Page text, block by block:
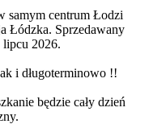
samym centrum Łodzi
Łódzka. Sprzedawany
2026.
i długoterminowo !!
będzie cały dzień